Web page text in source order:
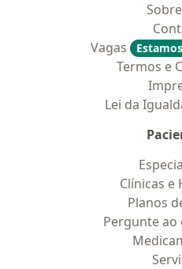
Vagas
Termos e
Lei da
Clínicas e
Planos
Pergunte ao